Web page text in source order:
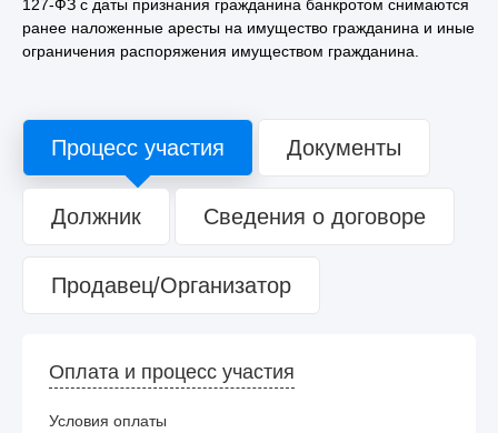
127-ФЗ с даты признания гражданина банкротом снимаются
ранее наложенные аресты на имущество гражданина и иные
ограничения распоряжения имуществом гражданина.
Процесс участия Документы
Должник Сведения о договоре
Продавец/Организатор
Оплата и процесс участия
Условия оплаты